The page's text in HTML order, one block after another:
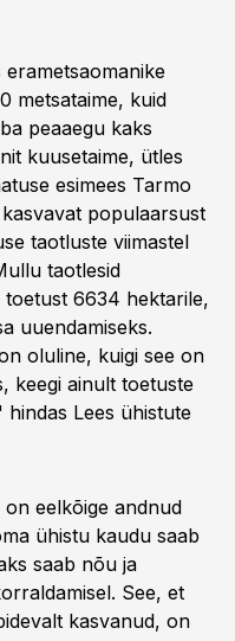
metsataime, kuid
peaaegu kaks
kuusetaime, ütles
esimees Tarmo
populaarsust
taotluste viimastel
taotlesid
toetust 6634 hektarile,
uuendamiseks.
oluline, kuigi see on
keegi ainult toetuste
Lees ühistute
eelkõige andnud
ühistu kaudu saab
saab nõu ja
See, et
kasvanud, on